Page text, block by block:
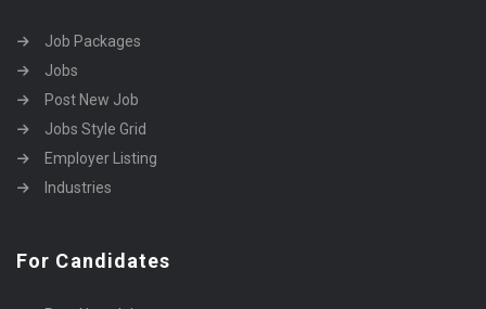
Job Packages
Jobs
Post New Job
Jobs Style Grid
Employer Listing
Industries
For Candidates